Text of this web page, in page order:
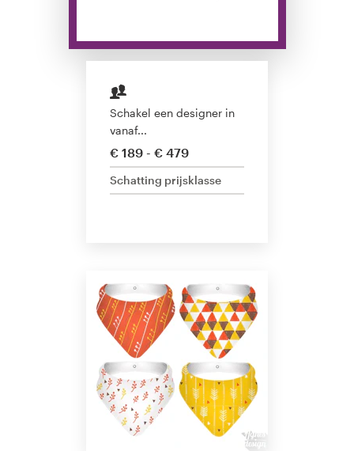
Schakel een designer in
vanaf...
€ 189 - € 479
Schatting prijsklasse
Blader door alle categorieën